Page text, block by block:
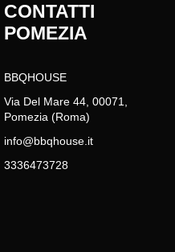
CONTATTI
POMEZIA
BBQHOUSE
Via Del Mare 44, 00071,
Pomezia (Roma)
info@bbqhouse.it
3336473728